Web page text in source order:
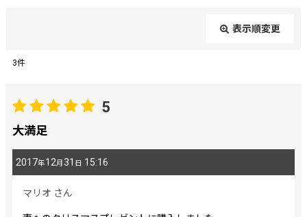
表示順変更
期間:
画像
星の数 :
3件
5
大満足
2017年12月 31 日 15:16
マリオ さん